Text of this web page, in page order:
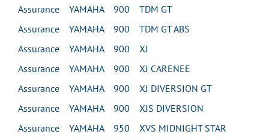
Assurance YAMAHA 900 TDM GT
Assurance YAMAHA 900 TDM GT ABS
Assurance YAMAHA 900 XJ
Assurance YAMAHA 900 XJ CARENEE
Assurance YAMAHA 900 XJ DIVERSION GT
Assurance YAMAHA 900 XJS DIVERSION
Assurance YAMAHA 950 XVS MIDNIGHT STAR